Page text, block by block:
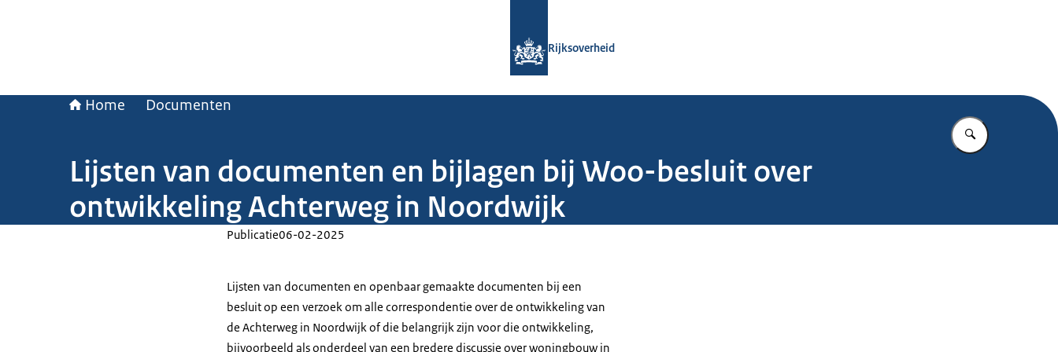
Rijksoverheid
Home Documenten
Vul in wat u
Lijsten van documenten en bijlagen bij Woo-besluit over
ontwikkeling Achterweg in Noordwijk
Publicatie06-02-2025
Lijsten van documenten en openbaar gemaakte documenten bij een
besluit op een verzoek om alle correspondentie over de ontwikkeling van
de Achterweg in Noordwijk of die belangrijk zijn voor die ontwikkeling,
bijvoorbeeld als onderdeel van een bredere discussie over woningbouw in